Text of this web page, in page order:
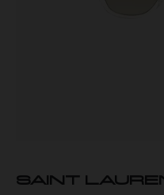
SAINT